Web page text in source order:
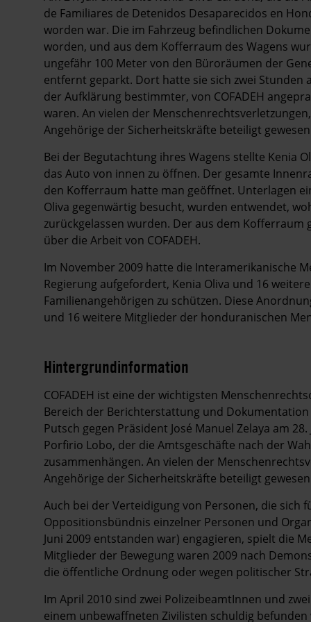
de Familiares de Detenidos Desaparecidos en
worden war. Die im Fahrzeug befindlichen
worden, und aus dem Kofferraum des Wagens
ungefähr 100 Meter von den Büroräumen der
entfernt geparkt. Dort hatte sie sich zwei
der Aufklärung bestimmter, von COFADEH
waren. An vielen der
Angehörige der Sicherheitskräfte beteiligt
Bei der Begutachtung ihres Wagens stellte Kenia
das Auto von innen zu öffnen. Der gesamte
den Kofferraum hatte man geöffnet. Unterlagen
Oliva gegenwärtig besucht, wurden entwendet,
zurückgelassen wurden. Der aus dem
über die Arbeit von COFADEH.
Im November 2009 hatte die Interamerikanische
Regierung aufgefordert, Kenia Oliva und 16
Familienangehörigen zu schützen. Diese
und 16 weitere Mitglieder der honduranischen
Hintergrundinformation
Hintergrund
COFADEH ist eine der wichtigsten
Bereich der Berichterstattung und
Putsch gegen Präsident José Manuel Zelaya am
Porfirio Lobo, der die Amtsgeschäfte nach der
zusammenhängen. An vielen der
Angehörige der Sicherheitskräfte beteiligt
Auch bei der Verteidigung von Personen, die sich
Oppositionsbündnis einzelner Personen und
Juni 2009 entstanden war) engagieren, spielt die
Mitglieder der Bewegung waren 2009 nach
die öffentliche Ordnung oder wegen politischer
Im April 2010 sind zwei PolizeibeamtInnen und
einem unbewaffneten Zivilisten schuldig